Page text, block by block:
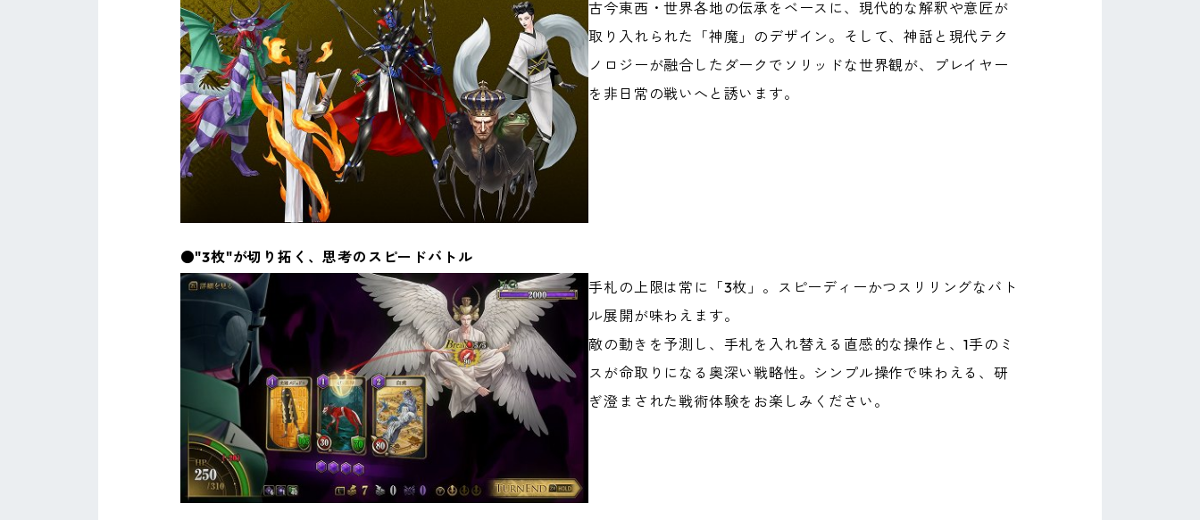
古今東西・世界各地の伝承をベースに、現代的な解釈や意匠が
取り入れられた「神魔」のデザイン。そして、神話と現代テク
ノロジーが融合したダークでソリッドな世界観が、プレイヤー
を非日常の戦いへと誘います。
●"3枚"が切り拓く、思考のスピードバトル
手札の上限は常に「3枚」。スピーディーかつスリリングなバト
ル展開が味わえます。
敵の動きを予測し、手札を入れ替える直感的な操作と、1手のミ
スが命取りになる奥深い戦略性。シンプル操作で味わえる、研
ぎ澄まされた戦術体験をお楽しみください。